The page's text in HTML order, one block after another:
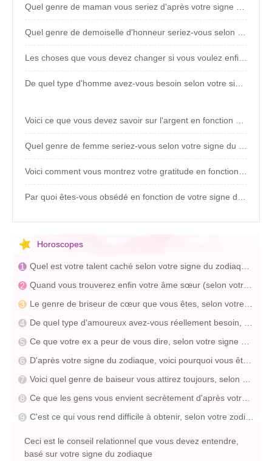
Quel genre de maman vous seriez d'après votre signe du zodiaque ?
Quel genre de demoiselle d'honneur seriez-vous selon votre signe du zodiaque ?
Les choses que vous devez changer si vous voulez enfin trouver l'amour (selon votre signe du zodiaque)
De quel type d'homme avez-vous besoin selon votre signe du zodiaque
Voici ce que vous devez savoir sur l'argent en fonction de votre signe du zodiaque
Quel genre de femme seriez-vous selon votre signe du zodiaque ?
Voici comment vous montrez votre gratitude en fonction de votre signe du zodiaque
Par quoi êtes-vous obsédé en fonction de votre signe du zodiaque ?
Horoscopes
Quel est votre talent caché selon votre signe du zodiaque ?
Quand vous trouverez enfin votre âme sœur (selon votre signe du zodiaque)
Le genre de briseur de cœur que vous êtes, selon votre signe du zodiaque
De quel type d'amoureux avez-vous réellement besoin, selon votre signe du zodiaque
Ce que votre ex a peur de vous dire, selon votre signe du zodiaque
D'après votre signe du zodiaque, voici pourquoi vous êtes une femelle alpha
Voici quel genre de baiseur vous attirez toujours, selon votre signe du zodiaque
Ce que les gens vous envient secrètement d'après votre signe du zodiaque
C'est ce qui vous rend difficile à obtenir, selon votre zodiaque
Ceci est le conseil relationnel que vous devez entendre,
basé sur votre signe du zodiaque